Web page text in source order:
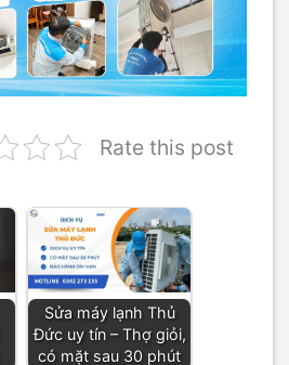
Rate this post
Sửa máy lạnh Thủ
Đức uy tín – Thợ giỏi,
có mặt sau 30 phút